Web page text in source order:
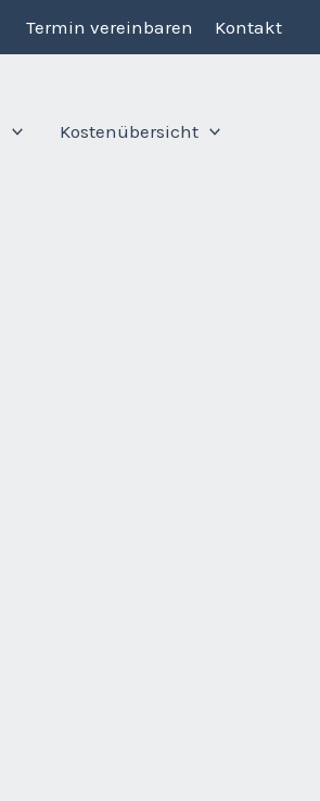
Termin vereinbaren Kontakt
Kostenübersicht